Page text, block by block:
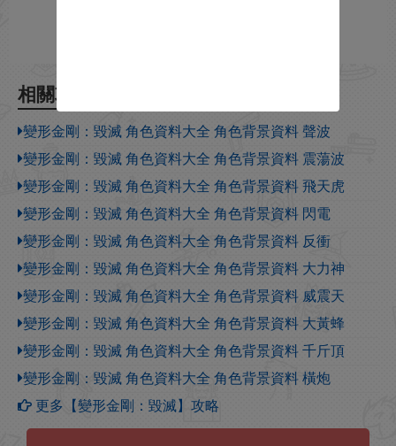
相關攻略
變形金剛：毀滅 角色資料大全 角色背景資料 聲波
變形金剛：毀滅 角色資料大全 角色背景資料 震蕩波
變形金剛：毀滅 角色資料大全 角色背景資料 飛天虎
變形金剛：毀滅 角色資料大全 角色背景資料 閃電
變形金剛：毀滅 角色資料大全 角色背景資料 反衝
變形金剛：毀滅 角色資料大全 角色背景資料 大力神
變形金剛：毀滅 角色資料大全 角色背景資料 威震天
變形金剛：毀滅 角色資料大全 角色背景資料 大黃蜂
變形金剛：毀滅 角色資料大全 角色背景資料 千斤頂
變形金剛：毀滅 角色資料大全 角色背景資料 橫炮
更多【變形金剛：毀滅】攻略